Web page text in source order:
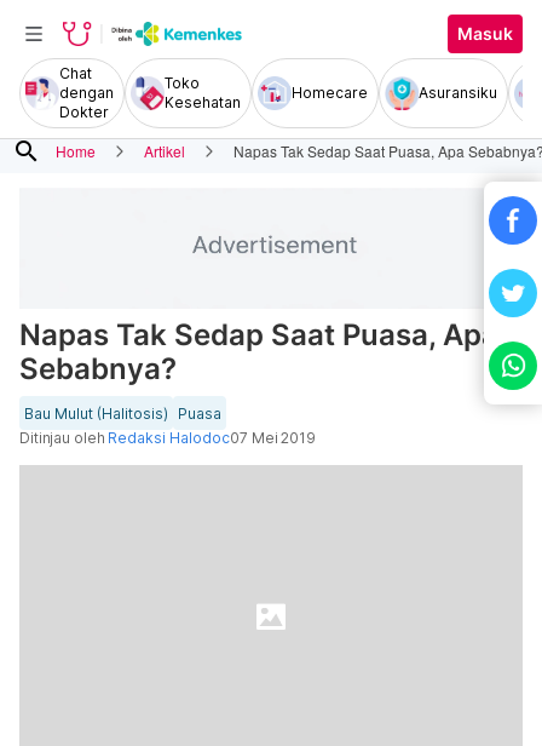
Masuk
Chat
dengan
Dokter
Toko
Kesehatan
Homecare Asuransiku
search Home Artikel Napas Tak Sedap Saat Puasa, Apa
Napas Tak Sedap Saat Puasa, Apa
Sebabnya?
Bau Mulut (Halitosis)
Puasa
Ditinjau oleh Redaksi Halodoc07 Mei 2019